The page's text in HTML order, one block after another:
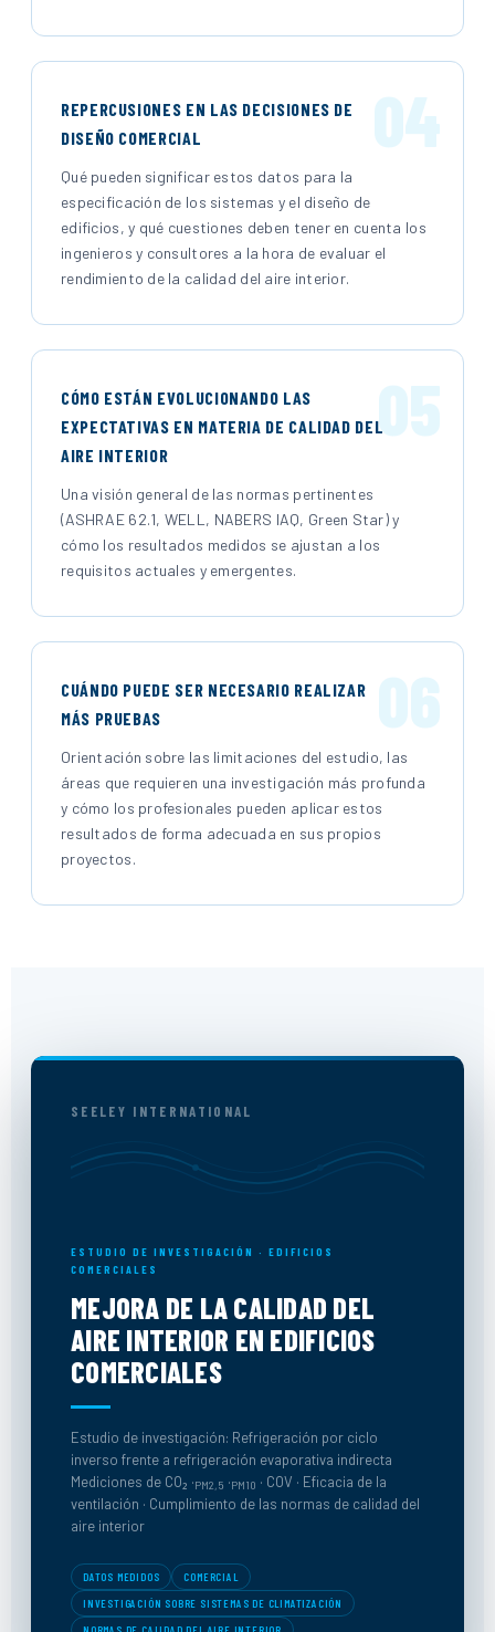
04
REPERCUSIONES EN LAS DECISIONES DE
DISEÑO COMERCIAL
Qué pueden significar estos datos para la
especificación de los sistemas y el diseño de
edificios, y qué cuestiones deben tener en cuenta los
ingenieros y consultores a la hora de evaluar el
rendimiento de la calidad del aire interior.
05
CÓMO ESTÁN EVOLUCIONANDO LAS
EXPECTATIVAS EN MATERIA DE CALIDAD DEL
AIRE INTERIOR
Una visión general de las normas pertinentes
(ASHRAE 62.1, WELL, NABERS IAQ, Green Star) y
cómo los resultados medidos se ajustan a los
requisitos actuales y emergentes.
06
CUÁNDO PUEDE SER NECESARIO REALIZAR
MÁS PRUEBAS
Orientación sobre las limitaciones del estudio, las
áreas que requieren una investigación más profunda
y cómo los profesionales pueden aplicar estos
resultados de forma adecuada en sus propios
proyectos.
SEELEY INTERNATIONAL
ESTUDIO DE INVESTIGACIÓN · EDIFICIOS
COMERCIALES
MEJORA DE LA CALIDAD DEL
AIRE INTERIOR EN EDIFICIOS
COMERCIALES
Estudio de investigación: Refrigeración por ciclo
inverso frente a refrigeración evaporativa indirecta
Mediciones de CO₂ ·PM2,5 ·PM10 · COV · Eficacia de la
ventilación · Cumplimiento de las normas de calidad del
aire interior
DATOS MEDIDOS
COMERCIAL
INVESTIGACIÓN SOBRE SISTEMAS DE CLIMATIZACIÓN